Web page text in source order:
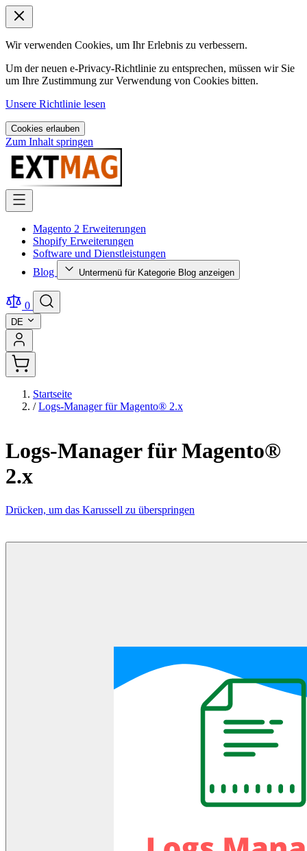
Wir verwenden Cookies, um Ihr Erlebnis zu verbessern.
Um der neuen e-Privacy-Richtlinie zu entsprechen, müssen wir Sie
um Ihre Zustimmung zur Verwendung von Cookies bitten.
Unsere Richtlinie lesen
Cookies erlauben
Zum Inhalt springen
Magento 2 Erweiterungen
Shopify Erweiterungen
Software und Dienstleistungen
Blog
Untermenü für Kategorie Blog anzeigen
0
DE
Startseite
/ Logs-Manager für Magento® 2.x
Logs-Manager für Magento®
2.x
Drücken, um das Karussell zu überspringen